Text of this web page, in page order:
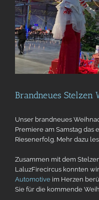
Brandneues Stelzen
Unser brandneues
Premiere am Samstag das
Riesenerfolg. Mehr dazu
Zusammen mit dem
LaluzFirecircus konnten
Automotive im Herzen
Sie für die kommende